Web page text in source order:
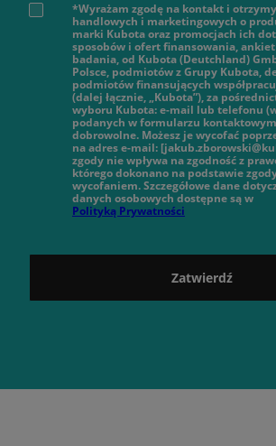
*Wyrażam zgodę na kontakt i
handlowych i marketingowych o
marki Kubota oraz promocjach ich
sposobów i ofert finansowania,
badania, od Kubota (Deutchland)
Polsce, podmiotów z Grupy Kubota,
podmiotów finansujących
(dalej łącznie, „Kubota”), za
wyboru Kubota: e-mail lub telefonu
podanych w formularzu
dobrowolne. Możesz je wycofać
na adres e-mail:
zgody nie wpływa na zgodność z
którego dokonano na podstawie
wycofaniem. Szczegółowe dane
danych osobowych dostępne są w
Polityką Prywatności
Zatwierdź